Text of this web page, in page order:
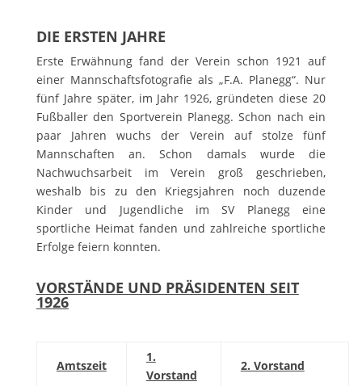
DIE ERSTEN JAHRE
Erste Erwähnung fand der Verein schon 1921 auf
einer Mannschaftsfotografie als „F.A. Planegg“. Nur
fünf Jahre später, im Jahr 1926, gründeten diese 20
Fußballer den Sportverein Planegg. Schon nach ein
paar Jahren wuchs der Verein auf stolze fünf
Mannschaften an. Schon damals wurde die
Nachwuchsarbeit im Verein groß geschrieben,
weshalb bis zu den Kriegsjahren noch duzende
Kinder und Jugendliche im SV Planegg eine
sportliche Heimat fanden und zahlreiche sportliche
Erfolge feiern konnten.
VORSTÄNDE UND PRÄSIDENTEN SEIT
1926
Amtszeit
1.
Vorstand
2. Vorstand